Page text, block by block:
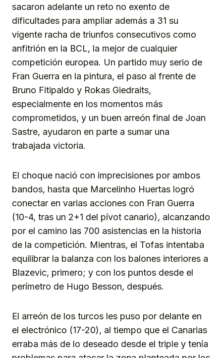
sacaron adelante un reto no exento de
dificultades para ampliar además a 31 su
vigente racha de triunfos consecutivos como
anfitrión en la BCL, la mejor de cualquier
competición europea. Un partido muy serio de
Fran Guerra en la pintura, el paso al frente de
Bruno Fitipaldo y Rokas Giedraits,
especialmente en los momentos más
comprometidos, y un buen arreón final de Joan
Sastre, ayudaron en parte a sumar una
trabajada victoria.
El choque nació con imprecisiones por ambos
bandos, hasta que Marcelinho Huertas logró
conectar en varias acciones con Fran Guerra
(10-4, tras un 2+1 del pívot canario), alcanzando
por el camino las 700 asistencias en la historia
de la competición. Mientras, el Tofas intentaba
equilibrar la balanza con los balones interiores a
Blazevic, primero; y con los puntos desde el
perímetro de Hugo Besson, después.
El arreón de los turcos les puso por delante en
el electrónico (17-20), al tiempo que el Canarias
erraba más de lo deseado desde el triple y tenía